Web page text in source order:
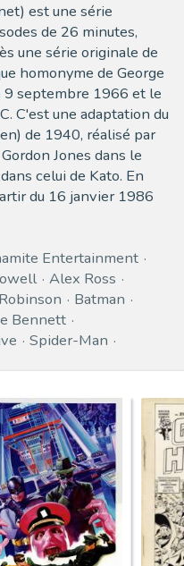
est une série
de 26 minutes,
une série originale de
homonyme de George
septembre 1966 et le
C'est une adaptation du
de 1940, réalisé par
Jones dans le
celui de Kato. En
du 16 janvier 1986
Entertainment
Alex Ross
Batman
Bennett
Spider-Man